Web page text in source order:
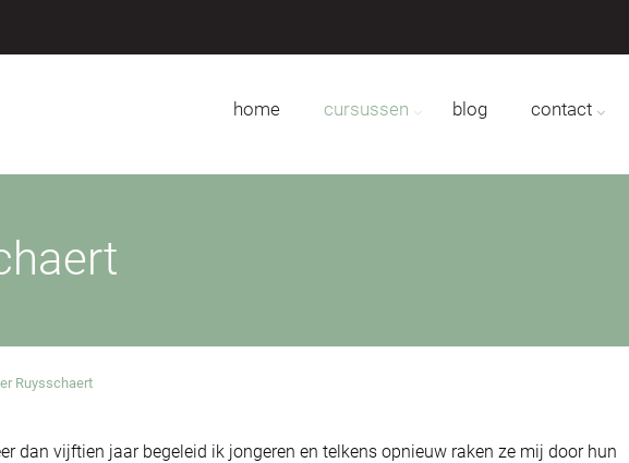
home cursussen blog contact
Ruysschaert
dan vijftien jaar begeleid ik jongeren en telkens opnieuw raken ze mij door hun